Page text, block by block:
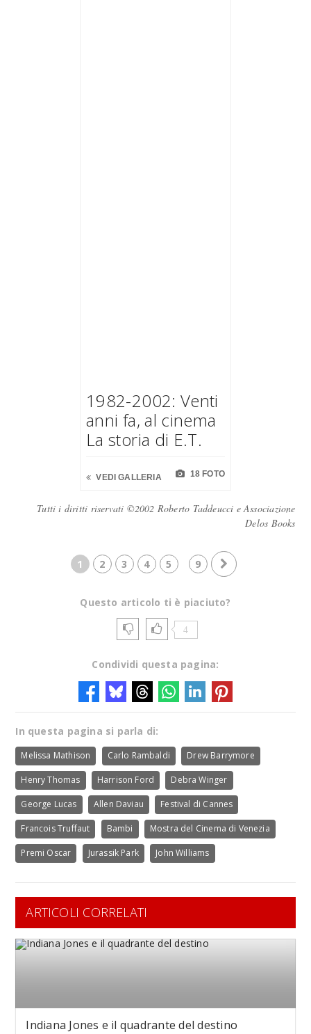
1982-2002: Venti
anni fa, al cinema
La storia di E.T.
VEDI GALLERIA 18 FOTO
Tutti i diritti riservati ©2002 Roberto Taddeucci e Associazione
Delos Books
1 2 3 4 5 9
Questo articolo ti è piaciuto?
4
Condividi questa pagina:
In questa pagina si parla di:
Melissa Mathison Carlo Rambaldi Drew Barrymore
Henry Thomas Harrison Ford Debra Winger
George Lucas Allen Daviau Festival di Cannes
Francois Truffaut Bambi Mostra del Cinema di Venezia
Premi Oscar Jurassik Park John Williams
ARTICOLI CORRELATI
Indiana Jones e il quadrante del destino